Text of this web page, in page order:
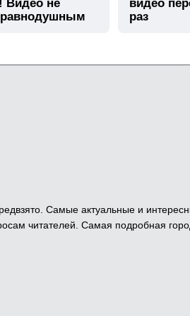
Видео не
равнодушным
видео
раз
Самые актуальные и
читателей. Самая подробная